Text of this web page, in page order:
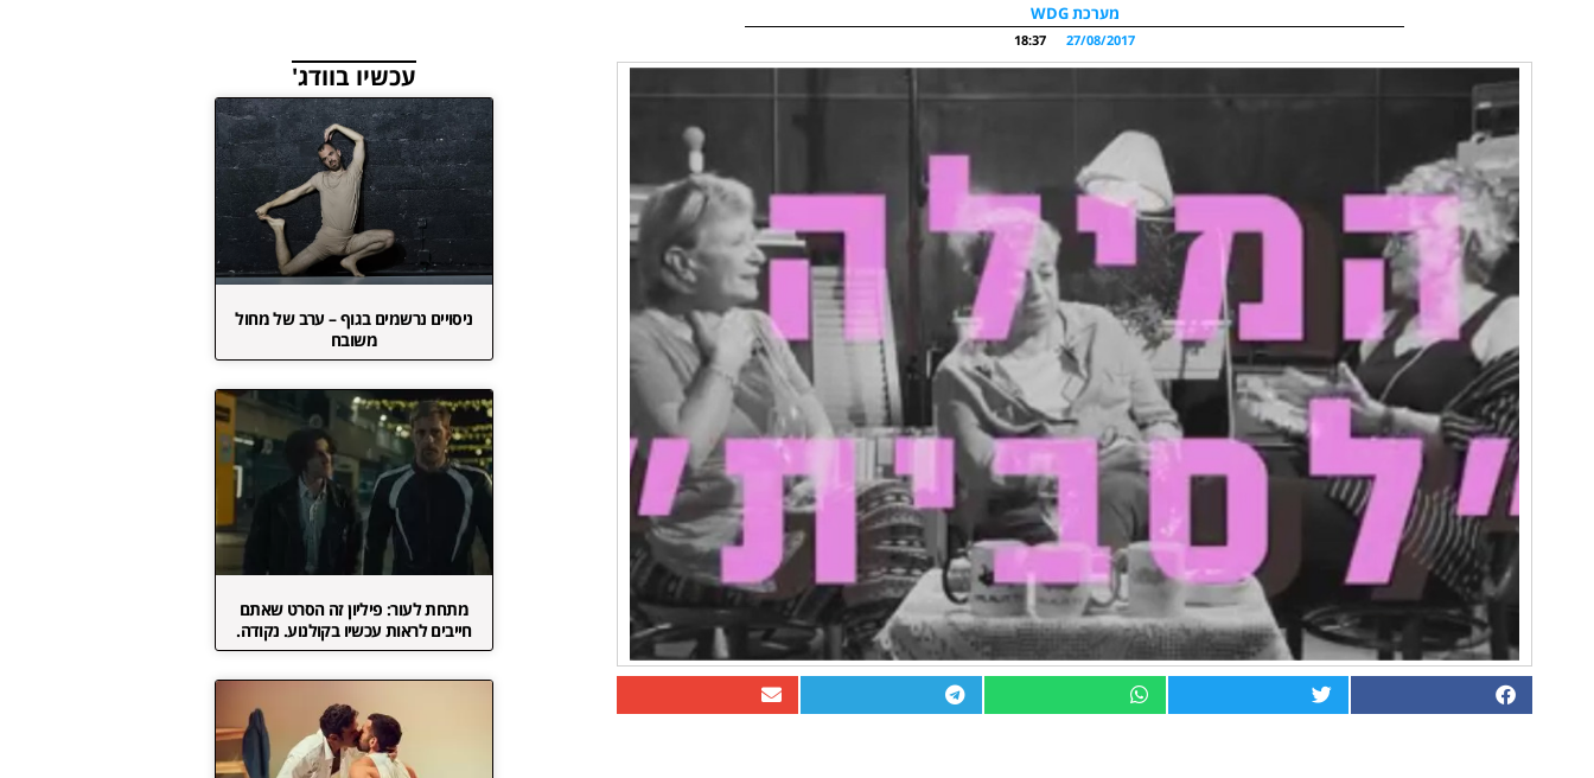
מערכת WDG
27/08/2017
18:37
עכשיו בוודג'
ניסויים נרשמים בגוף – ערב של מחול
משובח
מתחת לעור: פיליון זה הסרט שאתם
חייבים לראות עכשיו בקולנוע. נקודה.